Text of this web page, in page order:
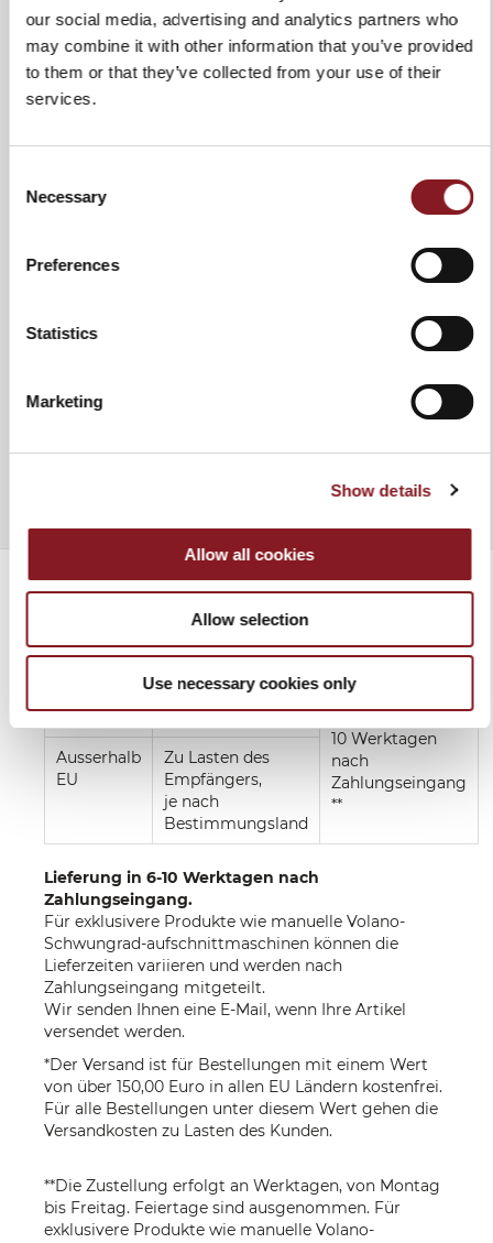
our social media, advertising and analytics partners who
may combine it with other information that you’ve provided
to them or that they’ve collected from your use of their
services.
Selection
Necessary
Preferences
Statistics
Marketing
Show details
Allow all cookies
Allow selection
Use necessary cookies only
Griff
Hitzebeständiges
thermoplastisches Polymer
Lebensdauer zu gewährleisten.
Messer nach jedem Waschen
Ethylalkohol zur Reinigung des
Griffs. Verwenden Sie keine
VERSANDKOSTEN
Europa GRATIS*
Lieferung in 6 -
10 Werktagen
nach
Zahlungseingang
**
Ausserhalb
EU
Zu Lasten des
Empfängers,
je nach
Bestimmungsland
Lieferung in 6-10 Werktagen nach
Zahlungseingang.
Für exklusivere Produkte wie manuelle Volano-
Schwungrad-aufschnittmaschinen können die
Lieferzeiten variieren und werden nach
Zahlungseingang mitgeteilt.
Wir senden Ihnen eine E-Mail, wenn Ihre Artikel
versendet werden.
*Der Versand ist für Bestellungen mit einem Wert
von über 150,00 Euro in allen EU Ländern kostenfrei.
Für alle Bestellungen unter diesem Wert gehen die
Versandkosten zu Lasten des Kunden.
**Die Zustellung erfolgt an Werktagen, von Montag
bis Freitag. Feiertage sind ausgenommen. Für
exklusivere Produkte wie manuelle Volano-